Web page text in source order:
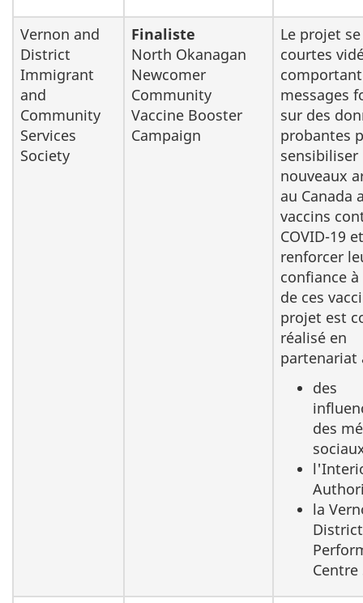
Vernon and
District
Immigrant
and
Community
Services
Society
Finaliste
North Okanagan
Newcomer
Community
Vaccine Booster
Campaign
Le projet
courtes
messages
sur des
probantes
sensibiliser
nouveaux
au Canada
vaccins
COVID-19 et
renforcer
confiance
de ces
projet est
réalisé en
partenariat
des
des
la
District
Centre